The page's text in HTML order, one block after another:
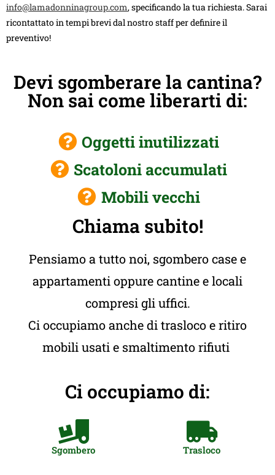
info@lamadonninagroup.com, specificando la tua richiesta. Sarai
ricontattato in tempi brevi dal nostro staff per definire il
preventivo!
Devi sgomberare la cantina?
Non sai come liberarti di:
Oggetti inutilizzati
Scatoloni accumulati
Mobili vecchi
Chiama subito!
Pensiamo a tutto noi, sgombero case e
appartamenti oppure cantine e locali
compresi gli uffici.
Ci occupiamo anche di trasloco e ritiro
mobili usati e smaltimento rifiuti
Ci occupiamo di:
Sgombero Trasloco